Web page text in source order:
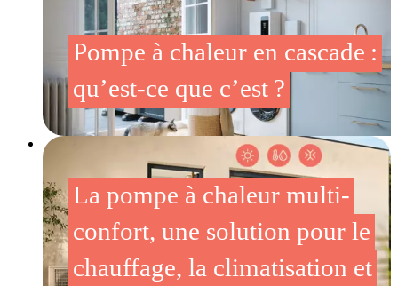
Pompe à chaleur en cascade :
qu’est-ce que c’est ?
La pompe à chaleur multi-
confort, une solution pour le
chauffage, la climatisation et